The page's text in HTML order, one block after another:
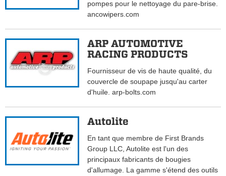
pompes pour le nettoyage du pare-brise.
ancowipers.com
ARP AUTOMOTIVE
RACING PRODUCTS
Fournisseur de vis de haute qualité, du
couvercle de soupape jusqu'au carter
d'huile. arp-bolts.com
Autolite
En tant que membre de First Brands
Group LLC, Autolite est l'un des
principaux fabricants de bougies
d'allumage. La gamme s'étend des outils